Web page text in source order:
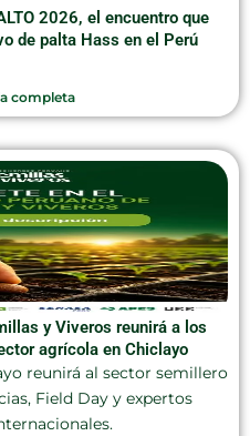
2026, el encuentro que
de palta Hass en el Perú
completa
y Viveros reunirá a los
agrícola en Chiclayo
reunirá al sector semillero
Field Day y expertos